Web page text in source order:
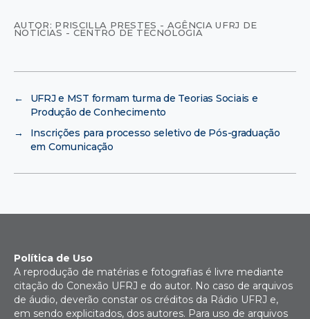
AUTOR: PRISCILLA PRESTES - AGÊNCIA UFRJ DE
NOTÍCIAS - CENTRO DE TECNOLOGIA
←
UFRJ e MST formam turma de Teorias Sociais e
Produção de Conhecimento
→
Inscrições para processo seletivo de Pós-graduação
em Comunicação
Política de Uso
A reprodução de matérias e fotografias é livre mediante
citação do Conexão UFRJ e do autor. No caso de arquivos
de áudio, deverão constar os créditos da Rádio UFRJ e,
em sendo explicitados, dos autores. Para uso de arquivos